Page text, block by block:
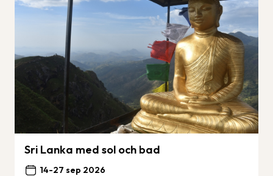
Sri Lanka med sol och bad
14-27 sep 2026